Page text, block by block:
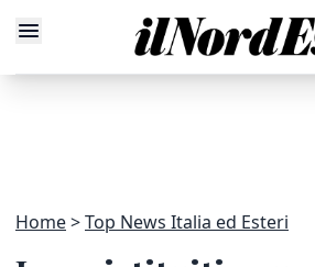
Home Top News Italia ed Esteri